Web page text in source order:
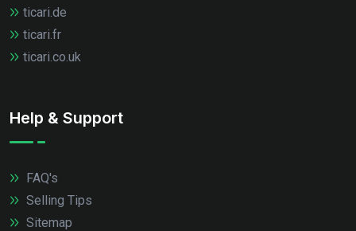
ticari.de
ticari.fr
ticari.co.uk
Help & Support
FAQ's
Selling Tips
Sitemap